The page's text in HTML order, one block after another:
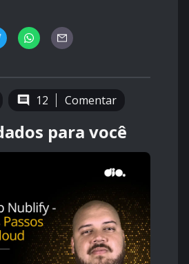
12 Comentar
para você